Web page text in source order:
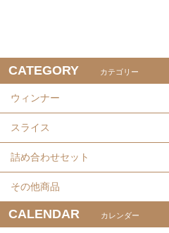
CATEGORY カテゴリー
ウィンナー
スライス
詰め合わせセット
その他商品
CALENDAR カレンダー